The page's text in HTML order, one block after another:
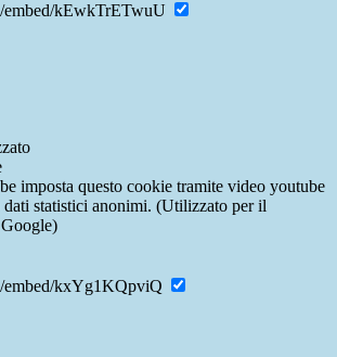
kEwkTrETwuU
imposta questo cookie tramite video youtube
dati statistici anonimi. (Utilizzato per il
kxYg1KQpviQ